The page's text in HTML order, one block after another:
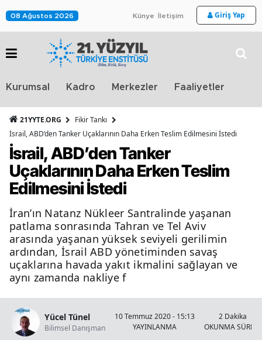
08 Ağustos 2026 Künye İletişim Giriş Yap
Kurumsal Kadro Merkezler Faaliyetler
21YYTE.ORG
Fikir Tankı
İsrail, ABD’den Tanker Uçaklarının Daha Erken Teslim Edilmesini İstedi
İsrail, ABD’den Tanker
Uçaklarının Daha Erken Teslim
Edilmesini İstedi
İran’ın Natanz Nükleer Santralinde yaşanan
patlama sonrasında Tahran ve Tel Aviv
arasında yaşanan yüksek seviyeli gerilimin
ardından, İsrail ABD yönetiminden savaş
uçaklarına havada yakıt ikmalini sağlayan ve
aynı zamanda nakliye f
Yücel Tünel
Bilimsel Danışman
10 Temmuz 2020 - 15:13
YAYINLANMA
2 Dakika
OKUNMA SÜRESİ